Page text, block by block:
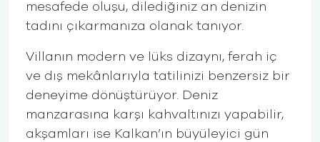
mesafede oluşu, dilediğiniz an denizin
tadını çıkarmanıza olanak tanıyor.
Villanın modern ve lüks dizaynı, ferah iç
ve dış mekânlarıyla tatilinizi benzersiz bir
deneyime dönüştürüyor. Deniz
manzarasına karşı kahvaltınızı yapabilir,
akşamları ise Kalkan’ın büyüleyici gün